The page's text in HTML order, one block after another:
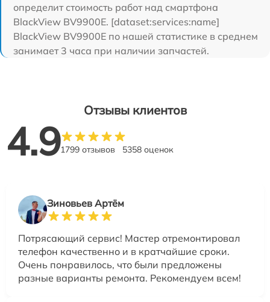
определит стоимость работ над смартфона
BlackView BV9900E. [dataset:services:name]
BlackView BV9900E по нашей статистике в среднем
занимает 3 часа при наличии запчастей.
Отзывы клиентов
4.91799 отзывов 5358 оценок
Зиновьев Артём
Потрясающий сервис! Мастер отремонтировал
телефон качественно и в кратчайшие сроки.
Очень понравилось, что были предложены
разные варианты ремонта. Рекомендуем всем!